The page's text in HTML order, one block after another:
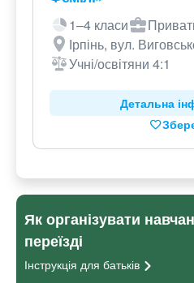
1–4 класи
Ірпінь, вул.
Учні/освітяни 4:1
Детальна
Як організувати
переїзді
Інструкція для батьків